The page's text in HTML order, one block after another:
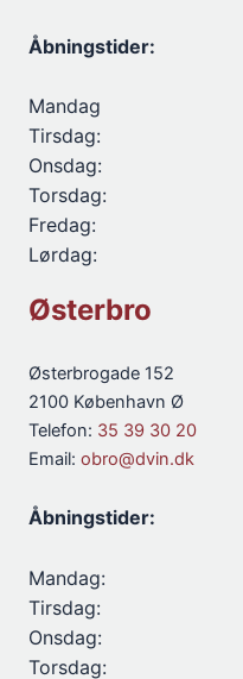
Åbningstider:
Mandag
Tirsdag:
Onsdag:
Torsdag:
Fredag:
Lørdag:
Østerbro
Østerbrogade 152
2100 København Ø
Telefon: 35 39 30 20
Email: obro@dvin.dk
Åbningstider:
Mandag:
Tirsdag:
Onsdag:
Torsdag: